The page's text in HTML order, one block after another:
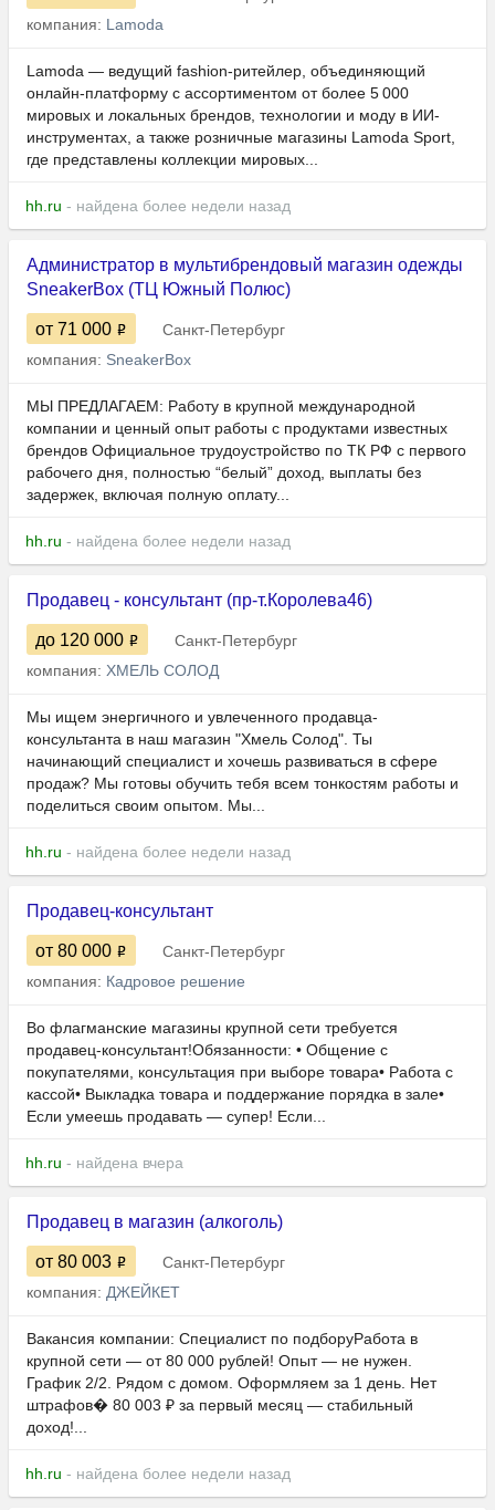
компания: Lamoda
Lamoda — ведущий fashion-ритейлер, объединяющий
онлайн-платформу с ассортиментом от более 5 000
мировых и локальных брендов, технологии и моду в ИИ-
инструментах, а также розничные магазины Lamoda Sport,
где представлены коллекции мировых...
hh.ru - найдена более недели назад
Администратор в мультибрендовый магазин одежды
SneakerBox (ТЦ Южный Полюс)
от 71 000
Санкт-Петербург
компания: SneakerBox
МЫ ПРЕДЛАГАЕМ: Работу в крупной международной
компании и ценный опыт работы с продуктами известных
брендов Официальное трудоустройство по ТК РФ с первого
рабочего дня, полностью “белый” доход, выплаты без
задержек, включая полную оплату...
hh.ru - найдена более недели назад
Продавец - консультант (пр-т.Королева46)
до 120 000
Санкт-Петербург
компания: ХМЕЛЬ СОЛОД
Мы ищем энергичного и увлеченного продавца-
консультанта в наш магазин "Хмель Солод". Ты
начинающий специалист и хочешь развиваться в сфере
продаж? Мы готовы обучить тебя всем тонкостям работы и
поделиться своим опытом. Мы...
hh.ru - найдена более недели назад
Продавец-консультант
от 80 000
Санкт-Петербург
компания: Кадровое решение
Во флагманские магазины крупной сети требуется
продавец-консультант!Обязанности: • Общение с
покупателями, консультация при выборе товара• Работа с
кассой• Выкладка товара и поддержание порядка в зале•
Если умеешь продавать — супер! Если...
hh.ru - найдена вчера
Продавец в магазин (алкоголь)
от 80 003
Санкт-Петербург
компания: ДЖЕЙКЕТ
Вакансия компании: Специалист по подборуРабота в
крупной сети — от 80 000 рублей! Опыт — не нужен.
График 2/2. Рядом с домом. Оформляем за 1 день. Нет
штрафов� 80 003 ₽ за первый месяц — стабильный
доход!...
hh.ru - найдена более недели назад